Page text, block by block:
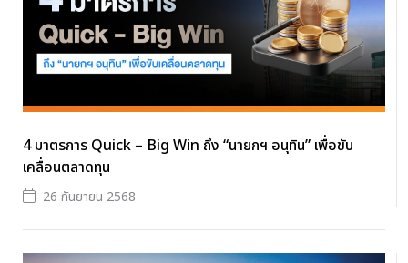
4 มาตรการ Quick – Big Win ถึง “นายกฯ อนุทิน” เพื่อขับ
เคลื่อนตลาดทุน
26 กันยายน 2568